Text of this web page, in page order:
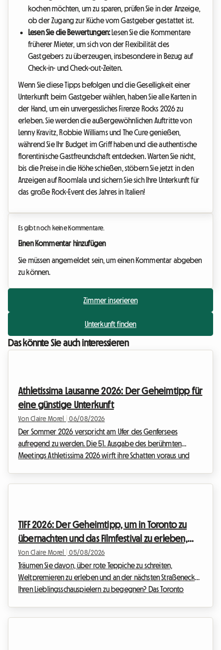
kochen möchten, um zu sparen, prüfen Sie in der Anzeige,
ob der Zugang zur Küche vom Gastgeber gestattet ist.
Lesen Sie die Bewertungen:Lesen Sie die Kommentare
früherer Mieter, um sich von der Flexibilität des
Gastgebers zu überzeugen, insbesondere in Bezug auf
Check-in- und Check-out-Zeiten.
Wenn Sie diese Tipps befolgen und die Geselligkeit einer
Unterkunft beim Gastgeber wählen, haben Sie alle Karten in
der Hand, um ein unvergessliches Firenze Rocks 2026 zu
erleben. Sie werden die außergewöhnlichen Auftritte von
Lenny Kravitz, Robbie Williams und The Cure genießen,
während Sie Ihr Budget im Griff haben und die authentische
florentinische Gastfreundschaft entdecken. Warten Sie nicht,
bis die Preise in die Höhe schießen, stöbern Sie jetzt in den
Anzeigen auf Roomlala und sichern Sie sich Ihre Unterkunft für
das große Rock-Event des Jahres in Italien!
Es gibt noch keine Kommentare.
Einen Kommentar hinzufügen
Sie müssen angemeldet sein, um einen Kommentar abgeben
zu können.
Zimmer inserieren
Unterkunft finden
Das könnte Sie auch interessieren
Athletissima Lausanne 2026: Der Geheimtipp für
eine günstige Unterkunft
Von Claire Morel 06/08/2026
Der Sommer 2026 verspricht am Ufer des Genfersees
aufregend zu werden. Die 51. Ausgabe des berühmten
Meetings Athletissima 2026 wirft ihre Schatten voraus und
Unterkunft in Lausanne, die den kritischsten Kostenpu...
TIFF 2026: Der Geheimtipp, um in Toronto zu
übernachten und das Filmfestival zu erleben,
ohne ein Vermögen auszugeben
Von Claire Morel 05/08/2026
Träumen Sie davon, über rote Teppiche zu schreiten,
Weltpremieren zu erleben und an der nächsten Straßenecke
Ihren Lieblingsschauspielern zu begegnen? Das Toronto